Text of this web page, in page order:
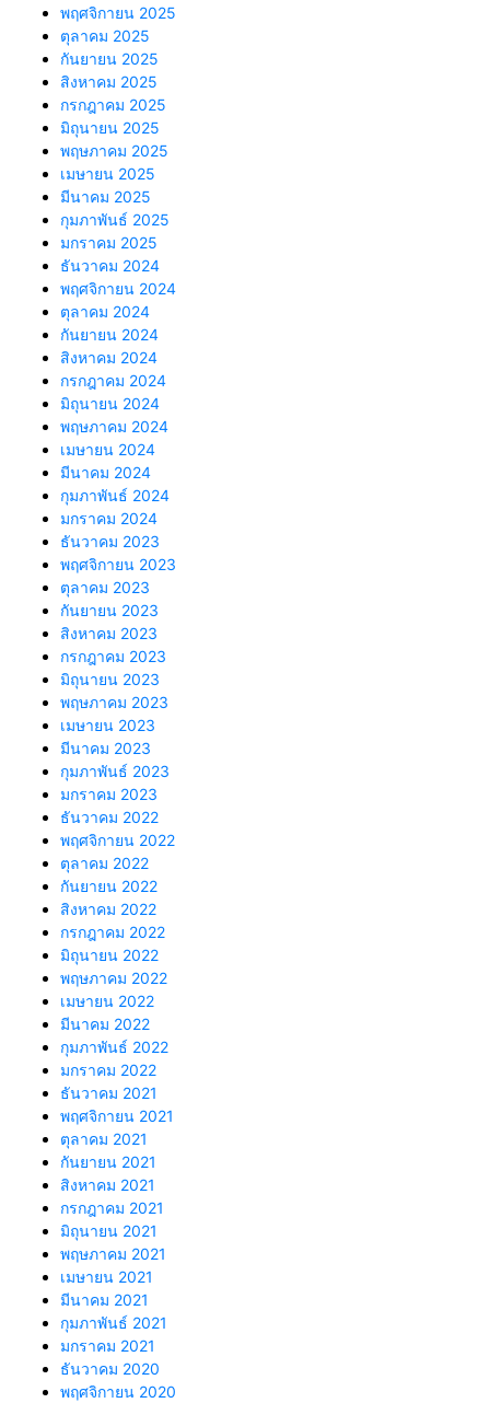
พฤศจิกายน 2025
ตุลาคม 2025
กันยายน 2025
สิงหาคม 2025
กรกฎาคม 2025
มิถุนายน 2025
พฤษภาคม 2025
เมษายน 2025
มีนาคม 2025
กุมภาพันธ์ 2025
มกราคม 2025
ธันวาคม 2024
พฤศจิกายน 2024
ตุลาคม 2024
กันยายน 2024
สิงหาคม 2024
กรกฎาคม 2024
มิถุนายน 2024
พฤษภาคม 2024
เมษายน 2024
มีนาคม 2024
กุมภาพันธ์ 2024
มกราคม 2024
ธันวาคม 2023
พฤศจิกายน 2023
ตุลาคม 2023
กันยายน 2023
สิงหาคม 2023
กรกฎาคม 2023
มิถุนายน 2023
พฤษภาคม 2023
เมษายน 2023
มีนาคม 2023
กุมภาพันธ์ 2023
มกราคม 2023
ธันวาคม 2022
พฤศจิกายน 2022
ตุลาคม 2022
กันยายน 2022
สิงหาคม 2022
กรกฎาคม 2022
มิถุนายน 2022
พฤษภาคม 2022
เมษายน 2022
มีนาคม 2022
กุมภาพันธ์ 2022
มกราคม 2022
ธันวาคม 2021
พฤศจิกายน 2021
ตุลาคม 2021
กันยายน 2021
สิงหาคม 2021
กรกฎาคม 2021
มิถุนายน 2021
พฤษภาคม 2021
เมษายน 2021
มีนาคม 2021
กุมภาพันธ์ 2021
มกราคม 2021
ธันวาคม 2020
พฤศจิกายน 2020